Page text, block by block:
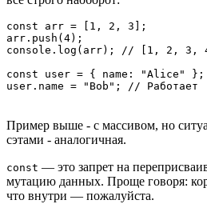
const arr = [1, 2, 3];
arr.push(4);
console.log(arr); // [1, 2, 3,
const user = { name: "Alice" };
Пример выше - с массивом, но
сэтами - аналогичная.
const — это запрет на
мутацию данных. Проще говоря:
что внутри — пожалуйста.